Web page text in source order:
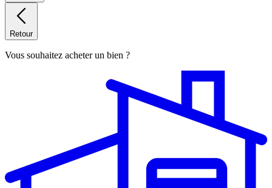
Retour
Vous souhaitez acheter un bien ?